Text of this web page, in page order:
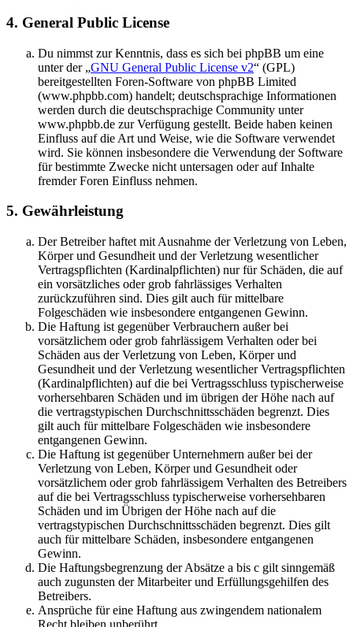
4. General Public License
Du nimmst zur Kenntnis, dass es sich bei phpBB um eine
unter der „GNU General Public License v2“ (GPL)
bereitgestellten Foren-Software von phpBB Limited
(www.phpbb.com) handelt; deutschsprachige Informationen
werden durch die deutschsprachige Community unter
www.phpbb.de zur Verfügung gestellt. Beide haben keinen
Einfluss auf die Art und Weise, wie die Software verwendet
wird. Sie können insbesondere die Verwendung der Software
für bestimmte Zwecke nicht untersagen oder auf Inhalte
fremder Foren Einfluss nehmen.
5. Gewährleistung
Der Betreiber haftet mit Ausnahme der Verletzung von Leben,
Körper und Gesundheit und der Verletzung wesentlicher
Vertragspflichten (Kardinalpflichten) nur für Schäden, die auf
ein vorsätzliches oder grob fahrlässiges Verhalten
zurückzuführen sind. Dies gilt auch für mittelbare
Folgeschäden wie insbesondere entgangenen Gewinn.
Die Haftung ist gegenüber Verbrauchern außer bei
vorsätzlichem oder grob fahrlässigem Verhalten oder bei
Schäden aus der Verletzung von Leben, Körper und
Gesundheit und der Verletzung wesentlicher Vertragspflichten
(Kardinalpflichten) auf die bei Vertragsschluss typischerweise
vorhersehbaren Schäden und im übrigen der Höhe nach auf
die vertragstypischen Durchschnittsschäden begrenzt. Dies
gilt auch für mittelbare Folgeschäden wie insbesondere
entgangenen Gewinn.
Die Haftung ist gegenüber Unternehmern außer bei der
Verletzung von Leben, Körper und Gesundheit oder
vorsätzlichem oder grob fahrlässigem Verhalten des Betreibers
auf die bei Vertragsschluss typischerweise vorhersehbaren
Schäden und im Übrigen der Höhe nach auf die
vertragstypischen Durchschnittsschäden begrenzt. Dies gilt
auch für mittelbare Schäden, insbesondere entgangenen
Gewinn.
Die Haftungsbegrenzung der Absätze a bis c gilt sinngemäß
auch zugunsten der Mitarbeiter und Erfüllungsgehilfen des
Betreibers.
Ansprüche für eine Haftung aus zwingendem nationalem
Recht bleiben unberührt.